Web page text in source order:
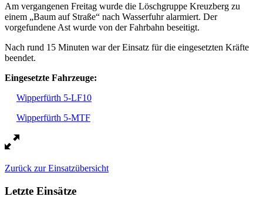
Am vergangenen Freitag wurde die Löschgruppe Kreuzberg zu
einem „Baum auf Straße“ nach Wasserfuhr alarmiert. Der
vorgefundene Ast wurde von der Fahrbahn beseitigt.
Nach rund 15 Minuten war der Einsatz für die eingesetzten Kräfte
beendet.
Eingesetzte Fahrzeuge:
Wipperfürth 5-LF10
Wipperfürth 5-MTF
Zurück zur Einsatzübersicht
Letzte Einsätze